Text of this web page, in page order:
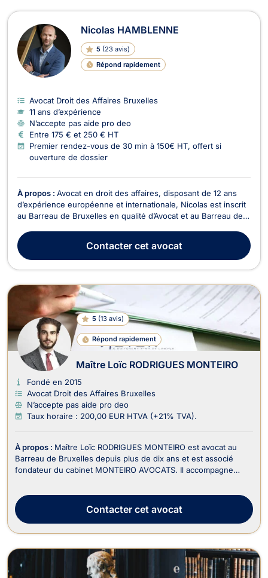
Nicolas HAMBLENNE
5 (23 avis)
Répond rapidement
Avocat Droit des Affaires Bruxelles
11 ans d’expérience
N’accepte pas aide pro deo
Entre 175 € et 250 € HT
Premier rendez-vous de 30 min à 150€ HT, offert si
ouverture de dossier
À propos : Avocat en droit des affaires, disposant de 12 ans
d’expérience européenne et internationale, Nicolas est inscrit
au Barreau de Bruxelles en qualité d’Avocat et au Barreau de
HAMBLENNE a fondé le cabinet d'avocats "PRAGMA Law"
avec des bureaux à Bruxelles et Luxembourg. Ses ...
Contactercet avocat
5 (13 avis)
Répond rapidement
Maître Loïc RODRIGUES MONTEIRO
Fondé en 2015
Avocat Droit des Affaires Bruxelles
N’accepte pas aide pro deo
Taux horaire : 200,00 EUR HTVA (+21% TVA).
À propos : Maître Loïc RODRIGUES MONTEIRO est avocat au
Barreau de Bruxelles depuis plus de dix ans et est associé
fondateur du cabinet MONTEIRO AVOCATS. Il accompagne
dirigeants d'entreprise. Son cabinet assure d'ailleurs...
Contactercet avocat